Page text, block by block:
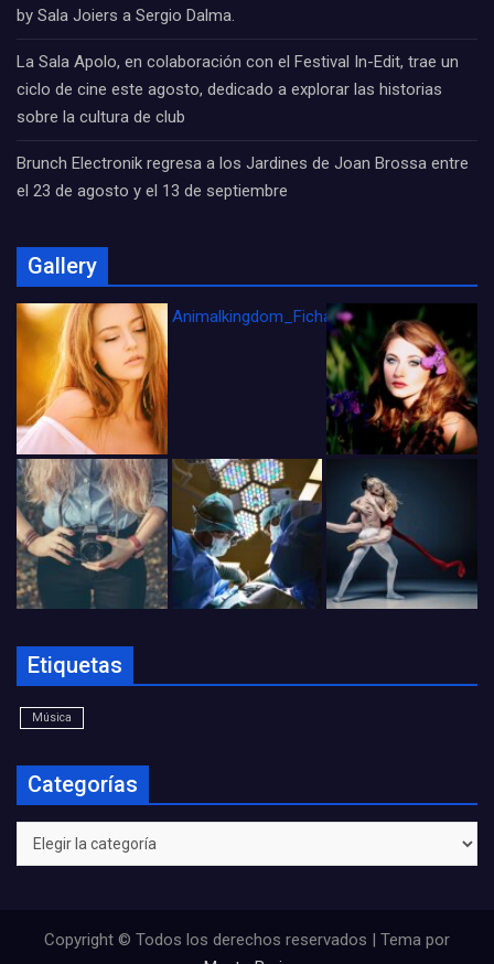
by Sala Joiers a Sergio Dalma.
La Sala Apolo, en colaboración con el Festival In-Edit, trae un
ciclo de cine este agosto, dedicado a explorar las historias
sobre la cultura de club
Brunch Electronik regresa a los Jardines de Joan Brossa entre
el 23 de agosto y el 13 de septiembre
Gallery
Animalkingdom_FichaCine
Etiquetas
Música
Categorías
Categorías
Copyright © Todos los derechos reservados | Tema por